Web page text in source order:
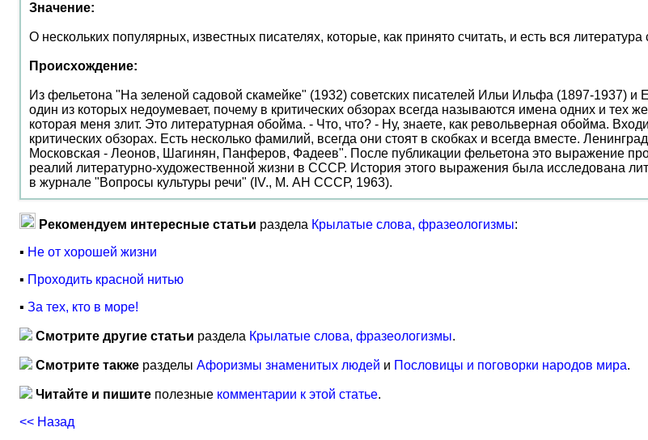
Значение:
О нескольких популярных, известных писателях, которые, как принято считать, и есть вся
Происхождение:
Из фельетона "На зеленой садовой скамейке" (1932) советских писателей Ильи Ильфа (1897-1937)
один из которых недоумевает, почему в критических обзорах всегда называются имена одних и тех
которая меня злит. Это литературная обойма. - Что, что? - Ну, знаете, как револьверная обойма.
критических обзорах. Есть несколько фамилий, всегда они стоят в скобках и всегда вместе.
Московская - Леонов, Шагинян, Панферов, Фадеев". После публикации фельетона это выражение
реалий литературно-художественной жизни в СССР. История этого выражения была исследована
в журнале "Вопросы культуры речи" (IV., М. АН СССР, 1963).
Рекомендуем интересные статьи раздела Крылатые слова, фразеологизмы:
▪ Не от хорошей жизни
▪ Проходить красной нитью
▪ За тех, кто в море!
Смотрите другие статьи раздела Крылатые слова, фразеологизмы.
Смотрите также разделы Афоризмы знаменитых людей и Пословицы и поговорки народов мира.
Читайте и пишите полезные комментарии к этой статье.
<< Назад